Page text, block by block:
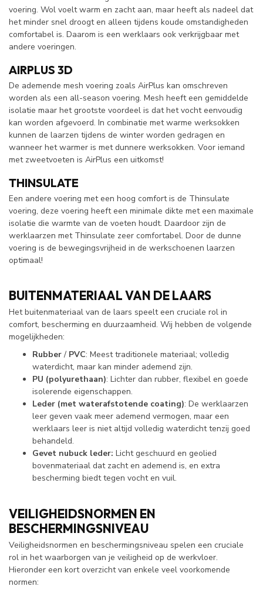
voering. Wol voelt warm en zacht aan, maar heeft als nadeel dat
het minder snel droogt en alleen tijdens koude omstandigheden
comfortabel is. Daarom is een werklaars ook verkrijgbaar met
andere voeringen.
AIRPLUS 3D
De ademende mesh voering zoals AirPlus kan omschreven
worden als een all-season voering. Mesh heeft een gemiddelde
isolatie maar het grootste voordeel is dat het vocht eenvoudig
kan worden afgevoerd. In combinatie met warme werksokken
kunnen de laarzen tijdens de winter worden gedragen en
wanneer het warmer is met dunnere werksokken. Voor iemand
met zweetvoeten is AirPlus een uitkomst!
THINSULATE
Een andere voering met een hoog comfort is de Thinsulate
voering, deze voering heeft een minimale dikte met een maximale
isolatie die warmte van de voeten houdt. Daardoor zijn de
werklaarzen met Thinsulate zeer comfortabel. Door de dunne
voering is de bewegingsvrijheid in de werkschoenen laarzen
optimaal!
BUITENMATERIAAL VAN DE LAARS
Het buitenmateriaal van de laars speelt een cruciale rol in
comfort, bescherming en duurzaamheid. Wij hebben de volgende
mogelijkheden:
Rubber / PVC: Meest traditionele materiaal; volledig
waterdicht, maar kan minder ademend zijn.
PU (polyurethaan): Lichter dan rubber, flexibel en goede
isolerende eigenschappen.
Leder (met waterafstotende coating): De werklaarzen
leer geven vaak meer ademend vermogen, maar een
werklaars leer is niet altijd volledig waterdicht tenzij goed
behandeld.
Gevet nubuck leder: Licht geschuurd en geolied
bovenmateriaal dat zacht en ademend is, en extra
bescherming biedt tegen vocht en vuil.
VEILIGHEIDSNORMEN EN
BESCHERMINGSNIVEAU
Veiligheidsnormen en beschermingsniveau spelen een cruciale
rol in het waarborgen van je veiligheid op de werkvloer.
Hieronder een kort overzicht van enkele veel voorkomende
normen: